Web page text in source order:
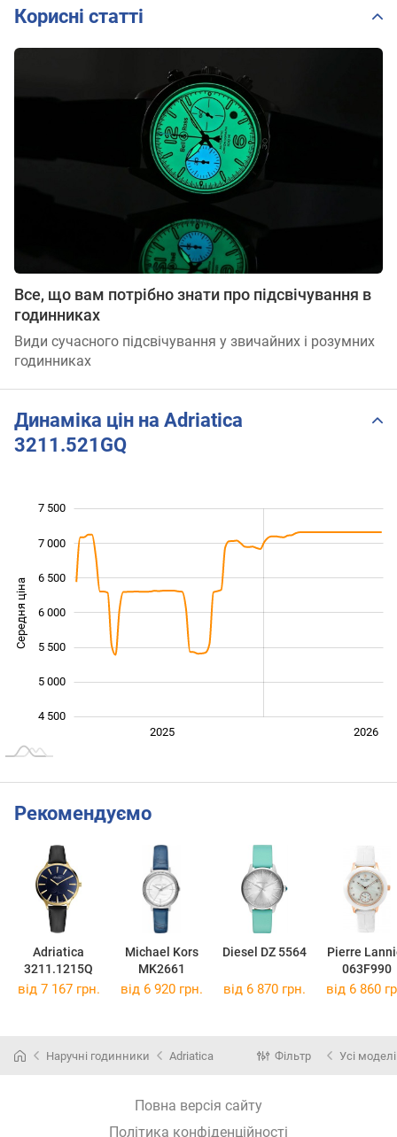
Корисні статті
Все, що вам потрібно знати про підсвічування в
годинниках
Види сучасного підсвічування у звичайних і розумних
годинниках
Динаміка цін на Adriatica
3211.521GQ
Середня ціна 4 500
4 500
5 000
5 500
6 000
6 500
7 000
7 500
2025 2026
Рекомендуємо
Adriatica
3211.1215Q
Michael Kors
MK2661
Diesel DZ 5564
Pierre
063F990
від 7 167 грн. від 6 920 грн. від 6 870 грн. від 6 860
Наручні годинники Adriatica Фільтр Усі моделі
Повна версія сайту
Політика конфіденційності